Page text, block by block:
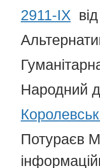
2911-ІХ
Народний
Потураєв